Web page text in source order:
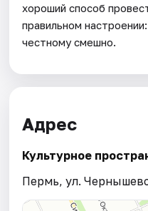
хороший способ
правильном
честному смешно.
Адрес
Культурное
Пермь, ул.